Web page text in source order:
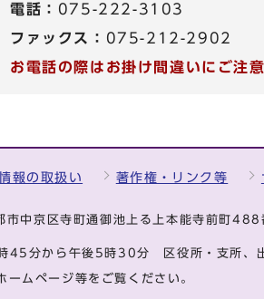
電話： 075-222-3103
ファックス： 075-212-2902
お電話の際はお掛け間違いにご注
報の取扱い 著作権・リンク等
中京区寺町通御池上る上本能寺前町
45分から午後5時30分 区役所・支所
ムページ等をご覧ください。